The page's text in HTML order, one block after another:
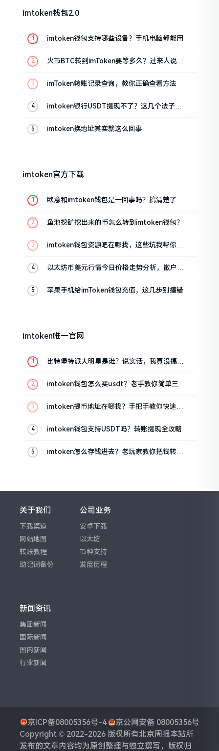
imtoken钱包2.0
imtoken钱包支持哪些设备？手机电脑都能用
火币BTC转到imToken要等多久？过来人说说
imToken转账记录查询，教你正确查看方法
imtoken银行USDT提现不了？这几个法子能
imtoken换地址其实就这么回事
imtoken官方下载
欧意和imtoken钱包是一回事吗？搞清楚了再
鱼池挖矿挖出来的币怎么转到imtoken钱包？
imtoken钱包资源吧在哪找，这些坑我帮你趟
以太坊币美元行情今日价格走势分析，散户如
苹果手机给imToken钱包充值，这几步别搞错
imtoken唯一官网
比特堡特派大明星是谁？说实话，我真没搞明
imtoken钱包怎么买usdt？老手教你简单三步
imtoken提币地址在哪找？手把手教你快速查
imtoken钱包支持USDT吗？转账提现全攻略
imtoken怎么存钱进去？老玩家教你把钱转进
关于我们
下载渠道
网站地图
转账教程
助记词备份
公司业务
安卓下载
以太坊
币种支持
发展历程
新闻资讯
集团新闻
国际新闻
国内新闻
行业新闻
京ICP备08005356号-4
京公网安备 08005356号
Copyright © 2022-2026 版权所有北京周报本站所
发布的文章内容均为原创整理与独立撰写，版权归